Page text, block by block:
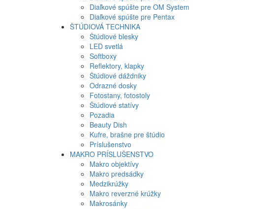
Diaľkové spúšte pre OM System
Diaľkové spúšte pre Pentax
ŠTÚDIOVÁ TECHNIKA
Štúdiové blesky
LED svetlá
Softboxy
Reflektory, klapky
Štúdiové dáždniky
Odrazné dosky
Fotostany, fotostoly
Štúdiové statívy
Pozadia
Beauty Dish
Kufre, brašne pre štúdio
Príslušenstvo
MAKRO PRÍSLUŠENSTVO
Makro objektívy
Makro predsádky
Medzikrúžky
Makro reverzné krúžky
Makrosánky